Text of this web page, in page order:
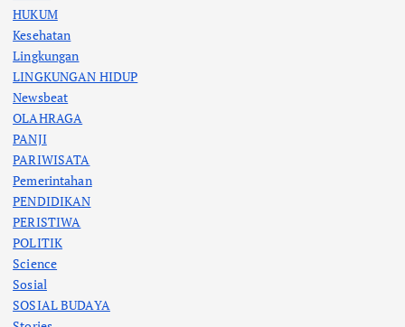
HUKUM
Kesehatan
Lingkungan
LINGKUNGAN HIDUP
Newsbeat
OLAHRAGA
PANJI
PARIWISATA
Pemerintahan
PENDIDIKAN
PERISTIWA
POLITIK
Science
Sosial
SOSIAL BUDAYA